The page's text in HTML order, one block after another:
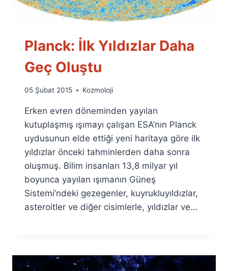
Planck: İlk Yıldızlar Daha
Geç Oluştu
By
Fuat
Özyar
05 Şubat 2015 Kozmoloji
Erken evren döneminden yayılan
kutuplaşmış ışımayı çalışan ESA’nın Planck
uydusunun elde ettiği yeni haritaya göre ilk
yıldızlar önceki tahminlerden daha sonra
oluşmuş. Bilim insanları 13,8 milyar yıl
boyunca yayılan ışımanın Güneş
Sistemi’ndeki gezegenler, kuyrukluyıldızlar,
asteroitler ve diğer cisimlerle, yıldızlar ve…